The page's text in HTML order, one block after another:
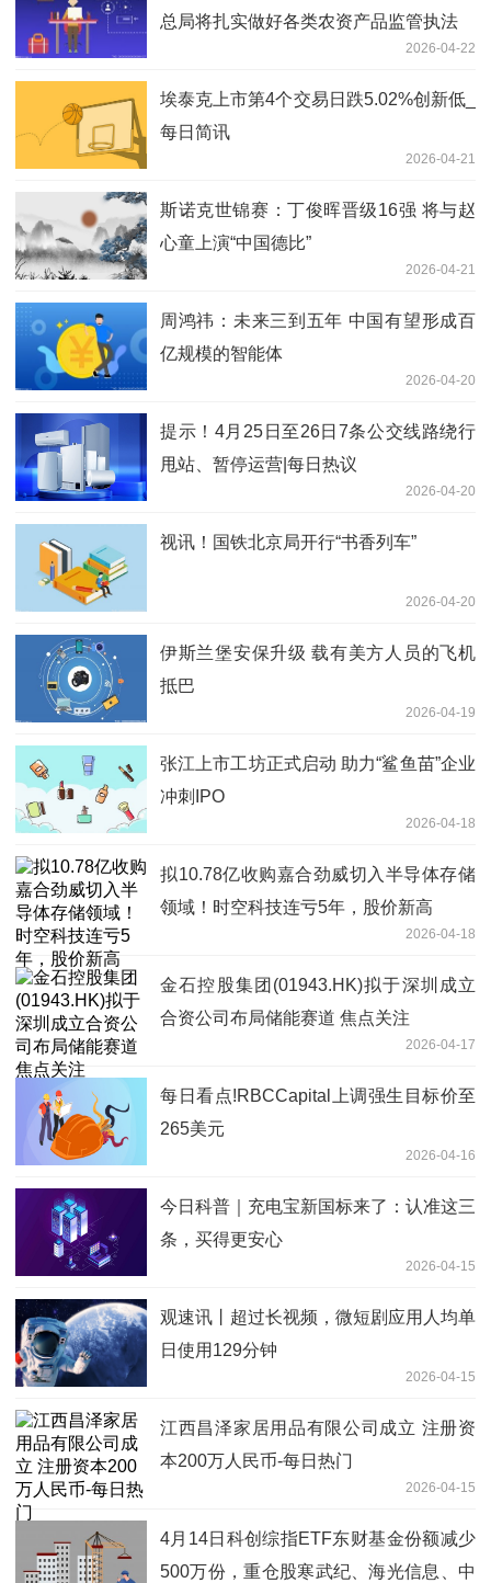
总局将扎实做好各类农资产品监管执法
2026-04-22
埃泰克上市第4个交易日跌5.02%创新低_
每日简讯
2026-04-21
斯诺克世锦赛：丁俊晖晋级16强 将与赵
心童上演“中国德比”
2026-04-21
周鸿祎：未来三到五年 中国有望形成百
亿规模的智能体
2026-04-20
提示！4月25日至26日7条公交线路绕行
甩站、暂停运营|每日热议
2026-04-20
视讯！国铁北京局开行“书香列车”
2026-04-20
伊斯兰堡安保升级 载有美方人员的飞机
抵巴
2026-04-19
张江上市工坊正式启动 助力“鲨鱼苗”企业
冲刺IPO
2026-04-18
拟10.78亿收购嘉合劲威切入半导体存储
领域！时空科技连亏5年，股价新高
2026-04-18
金石控股集团(01943.HK)拟于深圳成立
合资公司布局储能赛道 焦点关注
2026-04-17
每日看点!RBCCapital上调强生目标价至
265美元
2026-04-16
今日科普｜充电宝新国标来了：认准这三
条，买得更安心
2026-04-15
观速讯丨超过长视频，微短剧应用人均单
日使用129分钟
2026-04-15
江西昌泽家居用品有限公司成立 注册资
本200万人民币-每日热门
2026-04-15
4月14日科创综指ETF东财基金份额减少
500万份，重仓股寒武纪、海光信息、中